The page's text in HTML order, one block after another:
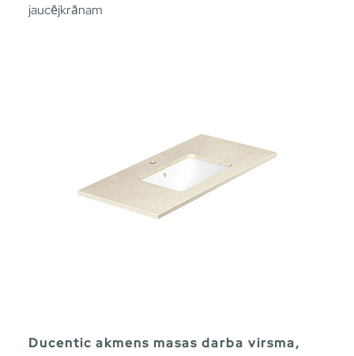
jaucējkrānam
Ducentic akmens masas darba virsma,